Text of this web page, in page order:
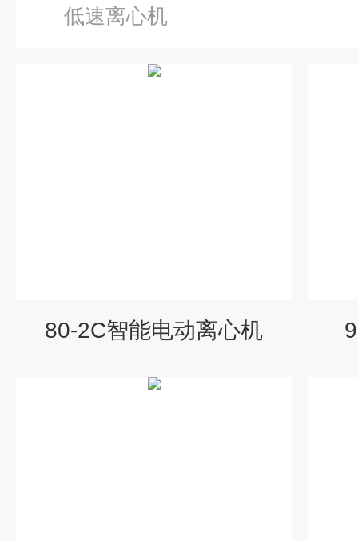
低速离心机
80-2C智能电动离心机